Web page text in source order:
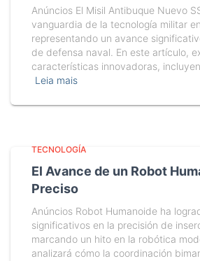
Anúncios El Misil Antibuque Nuevo
vanguardia de la tecnología militar
representando un avance
de defensa naval. En este artículo,
características innovadoras,
Leia mais
TECNOLOGÍA
El Avance de un Robot
Preciso
Anúncios Robot Humanoide ha
significativos en la precisión de
marcando un hito en la robótica
analizará cómo la coordinación